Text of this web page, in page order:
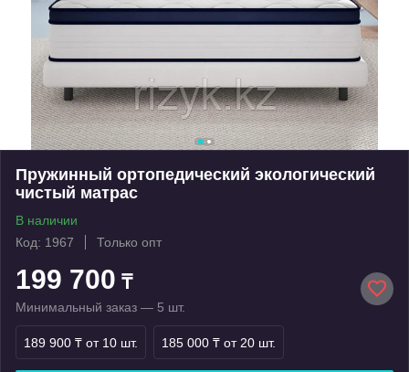
Пружинный ортопедический экологический
чистый матрас
В наличии
Код: 1967
Только опт
199 700 ₸
Минимальный заказ — 5 шт.
189 900 ₸ от 10 шт. 185 000 ₸ от 20 шт.